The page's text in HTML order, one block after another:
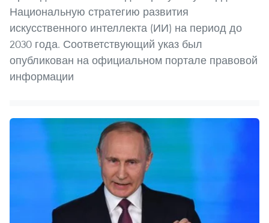
Национальную стратегию развития
искусственного интеллекта (ИИ) на период до
2030 года. Соответствующий указ был
опубликован на официальном портале правовой
информации